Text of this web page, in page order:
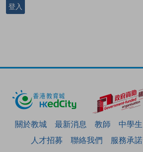
登入
關於教城 最新消息 教師 中學生
人才招募
聯絡我們 服務承諾